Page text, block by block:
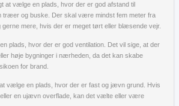
at vælge en plads, hvor der er god afstand til
træer og buske. Der skal være mindst fem meter fra
mere, hvis der er meget tørt eller blæsende vejr.
plads, hvor der er god ventilation. Det vil sige, at der
høje bygninger i nærheden, da det kan skabe
for brand.
at vælge en plads, hvor der er fast og jævn grund. Hvis
en ujævn overflade, kan det vælte eller være